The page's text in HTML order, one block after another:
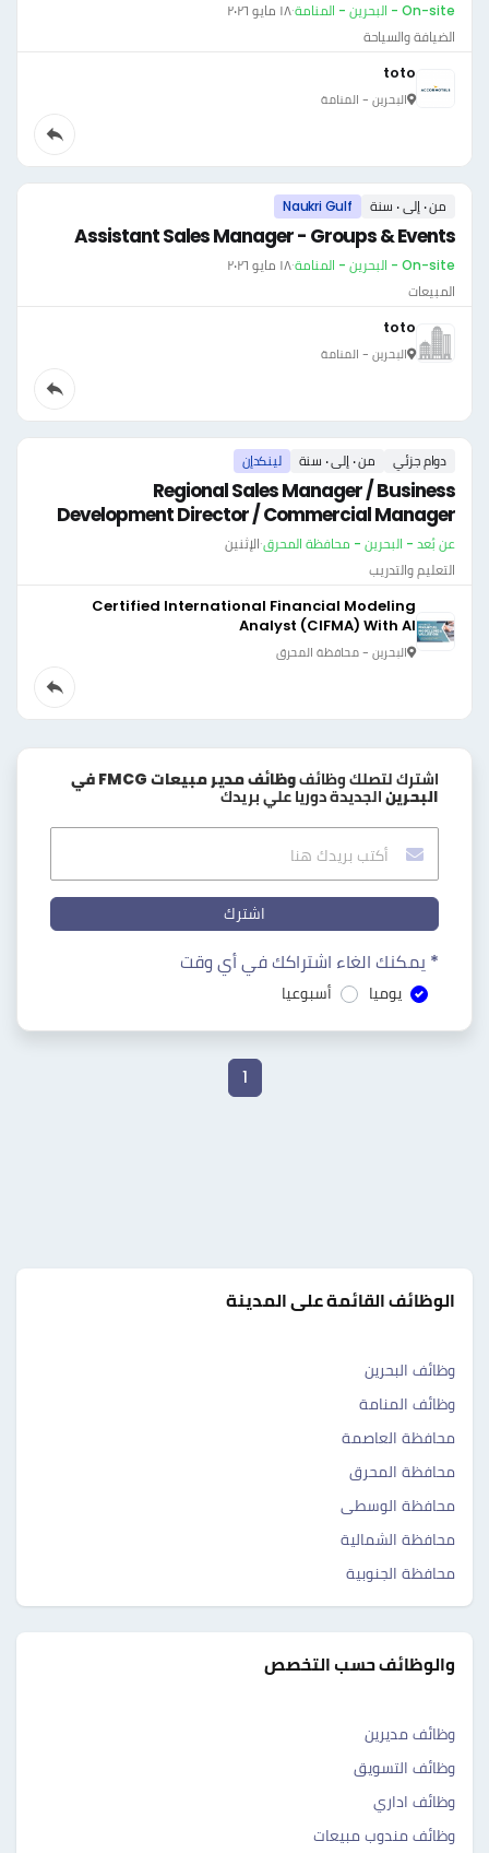
On-site - البحرين - المنامة ·١٨ مايو ٢٠٢٦
الضيافة والسياحة
toto
البحرين - المنامة
من ٠ إلى ٠ سنة Naukri Gulf
Assistant Sales Manager - Groups & Events
On-site - البحرين - المنامة ·١٨ مايو ٢٠٢٦
المبيعات
toto
البحرين - المنامة
دوام جزئي من ٠ إلى ٠ سنة لينكدإن
Regional Sales Manager / Business
Development Director / Commercial Manager
عن بُعد - البحرين - محافظة المحرق·الإثنين
التعليم والتدريب
Certified International Financial Modeling
Analyst (CIFMA) With AI
البحرين - محافظة المحرق
اشترك لتصلك وظائف
وظائف مدير مبيعات FMCG في
البحرين الجديدة دوريا علي بريدك
اشترك
* يمكنك الغاء اشتراكك في أي وقت
يوميا أسبوعيا
1
الوظائف القائمة على المدينة
وظائف البحرين
وظائف المنامة
محافظة العاصمة
محافظة المحرق
محافظة الوسطى
محافظة الشمالية
محافظة الجنوبية
والوظائف حسب التخصص
وظائف مديرين
وظائف التسويق
وظائف اداري
وظائف مندوب مبيعات